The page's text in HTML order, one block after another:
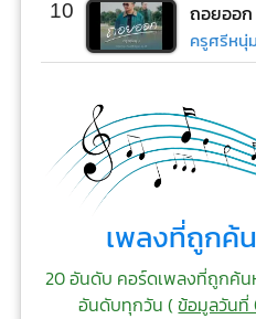
10 ถอยออก
ครูศรีหนุ่ม
เพลงที่ถูกค้
20 อันดับ คอร์ดเพลงที่ถูกค้น
อันดับทุกวัน (ข้อมูลวันที่